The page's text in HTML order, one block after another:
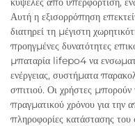
Αυτή η εξισορρόπηση
διατηρεί τη μέγιστη
προηγμένες δυνατότητες
μπαταρία lifepo4 να
ενέργειας, συστήματα
σπιτιού. Οι χρήστες
πραγματικού χρόνου για την
πληροφορίες κατάστασης